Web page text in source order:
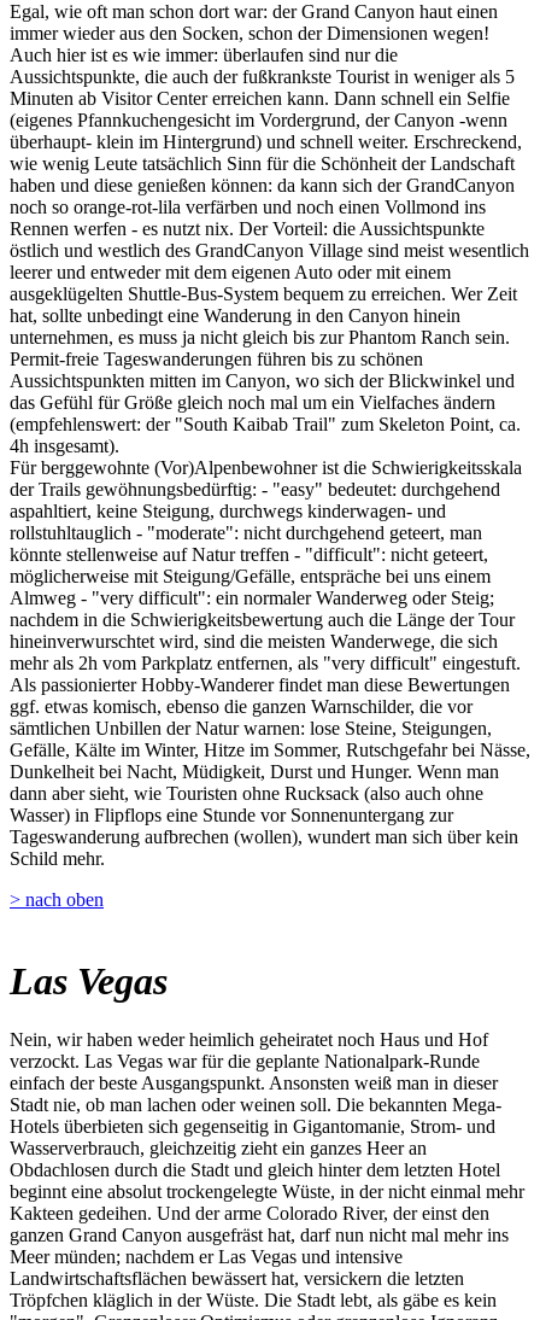
Egal, wie oft man schon dort war: der Grand Canyon haut einen
immer wieder aus den Socken, schon der Dimensionen wegen!
Auch hier ist es wie immer: überlaufen sind nur die
Aussichtspunkte, die auch der fußkrankste Tourist in weniger als 5
Minuten ab Visitor Center erreichen kann. Dann schnell ein Selfie
(eigenes Pfannkuchengesicht im Vordergrund, der Canyon -wenn
überhaupt- klein im Hintergrund) und schnell weiter. Erschreckend,
wie wenig Leute tatsächlich Sinn für die Schönheit der Landschaft
haben und diese genießen können: da kann sich der GrandCanyon
noch so orange-rot-lila verfärben und noch einen Vollmond ins
Rennen werfen - es nutzt nix. Der Vorteil: die Aussichtspunkte
östlich und westlich des GrandCanyon Village sind meist wesentlich
leerer und entweder mit dem eigenen Auto oder mit einem
ausgeklügelten Shuttle-Bus-System bequem zu erreichen. Wer Zeit
hat, sollte unbedingt eine Wanderung in den Canyon hinein
unternehmen, es muss ja nicht gleich bis zur Phantom Ranch sein.
Permit-freie Tageswanderungen führen bis zu schönen
Aussichtspunkten mitten im Canyon, wo sich der Blickwinkel und
das Gefühl für Größe gleich noch mal um ein Vielfaches ändern
(empfehlenswert: der "South Kaibab Trail" zum Skeleton Point, ca.
4h insgesamt).
Für berggewohnte (Vor)Alpenbewohner ist die Schwierigkeitsskala
der Trails gewöhnungsbedürftig: - "easy" bedeutet: durchgehend
aspahltiert, keine Steigung, durchwegs kinderwagen- und
rollstuhltauglich - "moderate": nicht durchgehend geteert, man
könnte stellenweise auf Natur treffen - "difficult": nicht geteert,
möglicherweise mit Steigung/Gefälle, entspräche bei uns einem
Almweg - "very difficult": ein normaler Wanderweg oder Steig;
nachdem in die Schwierigkeitsbewertung auch die Länge der Tour
hineinverwurschtet wird, sind die meisten Wanderwege, die sich
mehr als 2h vom Parkplatz entfernen, als "very difficult" eingestuft.
Als passionierter Hobby-Wanderer findet man diese Bewertungen
ggf. etwas komisch, ebenso die ganzen Warnschilder, die vor
sämtlichen Unbillen der Natur warnen: lose Steine, Steigungen,
Gefälle, Kälte im Winter, Hitze im Sommer, Rutschgefahr bei Nässe,
Dunkelheit bei Nacht, Müdigkeit, Durst und Hunger. Wenn man
dann aber sieht, wie Touristen ohne Rucksack (also auch ohne
Wasser) in Flipflops eine Stunde vor Sonnenuntergang zur
Tageswanderung aufbrechen (wollen), wundert man sich über kein
Schild mehr.
> nach oben
Las Vegas
Nein, wir haben weder heimlich geheiratet noch Haus und Hof
verzockt. Las Vegas war für die geplante Nationalpark-Runde
einfach der beste Ausgangspunkt. Ansonsten weiß man in dieser
Stadt nie, ob man lachen oder weinen soll. Die bekannten Mega-
Hotels überbieten sich gegenseitig in Gigantomanie, Strom- und
Wasserverbrauch, gleichzeitig zieht ein ganzes Heer an
Obdachlosen durch die Stadt und gleich hinter dem letzten Hotel
beginnt eine absolut trockengelegte Wüste, in der nicht einmal mehr
Kakteen gedeihen. Und der arme Colorado River, der einst den
ganzen Grand Canyon ausgefräst hat, darf nun nicht mal mehr ins
Meer münden; nachdem er Las Vegas und intensive
Landwirtschaftsflächen bewässert hat, versickern die letzten
Tröpfchen kläglich in der Wüste. Die Stadt lebt, als gäbe es kein